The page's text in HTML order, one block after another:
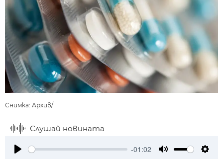
Снимка: Архив/
Слушай новината
-01:02